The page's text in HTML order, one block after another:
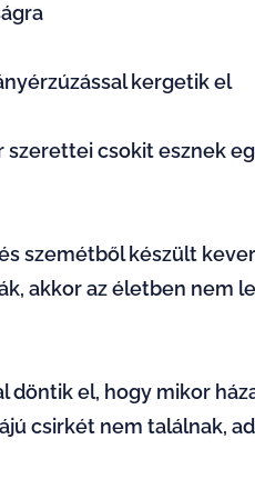
kergetik el
szerettei csokit esznek
szemétből készült
akkor az életben nem
döntik el, hogy mikor
csirkét nem találnak,